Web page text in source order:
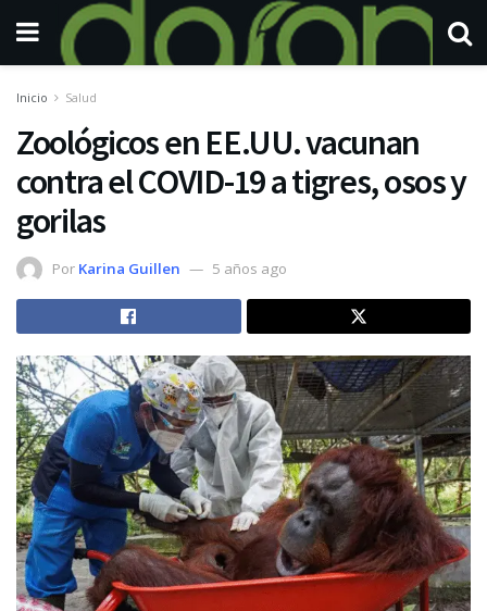
Inicio Salud
Zoológicos en EE.UU. vacunan
contra el COVID-19 a tigres, osos y
gorilas
Por Karina Guillen 5 años ago